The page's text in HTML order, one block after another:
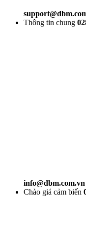
Thông tin chung
info@dbm.com.vn
Chào giá cảm biến